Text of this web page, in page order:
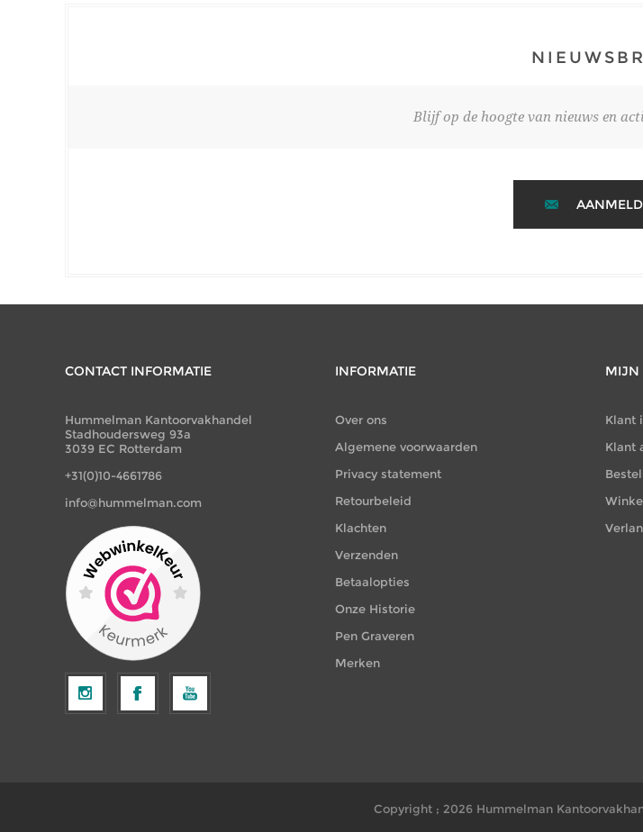
Blijf op de hoogte van nieuws en
CONTACT INFORMATIE
Hummelman Kantoorvakhandel
Stadhoudersweg 93a
3039 EC Rotterdam
+31(0)10-4661786
info@hummelman.com
INFORMATIE
Over ons
Algemene voorwaarden
Privacy statement
Retourbeleid
Klachten
Verzenden
Betaalopties
Onze Historie
Pen Graveren
Merken
MIJN
Klant
Klant
Copyright ; 2026 Hummelman